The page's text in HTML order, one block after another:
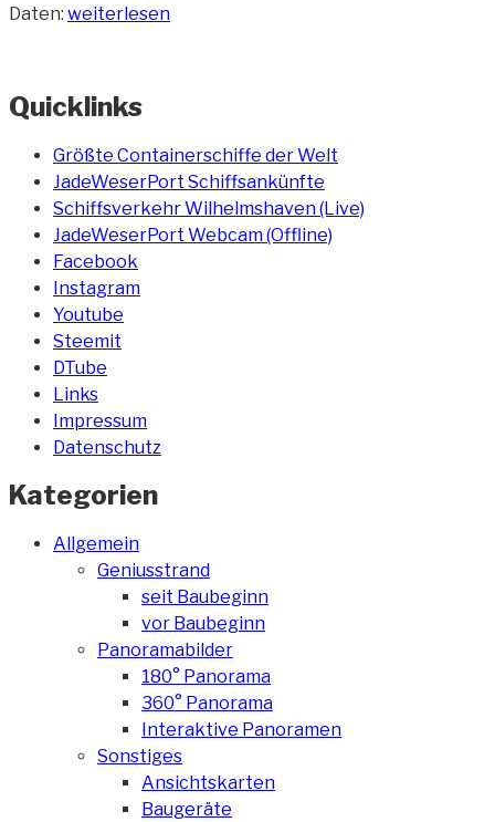
Daten: „Frachtschiff
weiterlesen
Quicklinks
Größte Containerschiffe der Welt
JadeWeserPort Schiffsankünfte
Schiffsverkehr Wilhelmshaven (Live)
JadeWeserPort Webcam (Offline)
Facebook
Instagram
Youtube
Steemit
DTube
Links
Impressum
Datenschutz
Kategorien
Allgemein
Geniusstrand
seit Baubeginn
vor Baubeginn
Panoramabilder
180° Panorama
360° Panorama
Interaktive Panoramen
Sonstiges
Ansichtskarten
Baugeräte